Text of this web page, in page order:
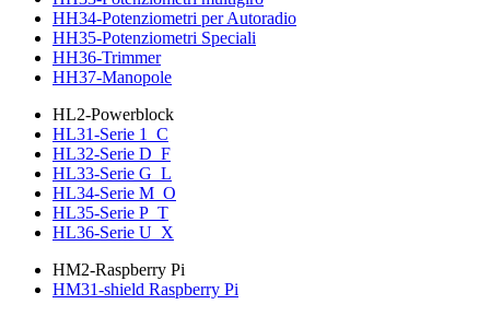
HH34-Potenziometri per Autoradio
HH35-Potenziometri Speciali
HH36-Trimmer
HH37-Manopole
HL2-Powerblock
HL31-Serie 1_C
HL32-Serie D_F
HL33-Serie G_L
HL34-Serie M_O
HL35-Serie P_T
HL36-Serie U_X
HM2-Raspberry Pi
HM31-shield Raspberry Pi